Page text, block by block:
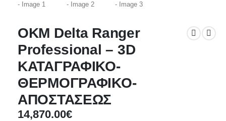
OKM Delta Ranger
Professional – 3D
ΚΑΤΑΓΡΑΦΙΚΟ-
ΘΕΡΜΟΓΡΑΦΙΚΟ-
ΑΠΟΣΤΑΣΕΩΣ
14,870.00€